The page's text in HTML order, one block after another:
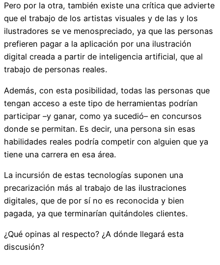
Pero por la otra, también existe una crítica que advierte
que el trabajo de los artistas visuales y de las y los
ilustradores se ve menospreciado, ya que las personas
prefieren pagar a la aplicación por una ilustración
digital creada a partir de inteligencia artificial, que al
trabajo de personas reales.
Además, con esta posibilidad, todas las personas que
tengan acceso a este tipo de herramientas podrían
participar –y ganar, como ya sucedió– en concursos
donde se permitan. Es decir, una persona sin esas
habilidades reales podría competir con alguien que ya
tiene una carrera en esa área.
La incursión de estas tecnologías suponen una
precarización más al trabajo de las ilustraciones
digitales, que de por sí no es reconocida y bien
pagada, ya que terminarían quitándoles clientes.
¿Qué opinas al respecto? ¿A dónde llegará esta
discusión?